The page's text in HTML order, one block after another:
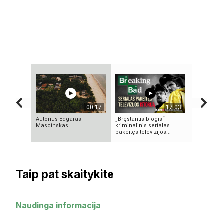
00:17
Autorius Edgaras
Mascinskas
17:03
„Bręstantis blogis“ –
kriminalinis serialas
pakeitęs televizijos...
Taip pat skaitykite
Naudinga informacija